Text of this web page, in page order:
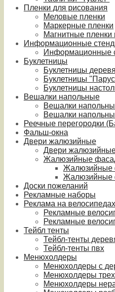
Пленки для рисования
Меловые пленки
Маркерные пленки
Магнитные пленки
Информационные
Информационные
Буклетницы
Буклетницы
Буклетницы
Буклетницы
Вешалки напольные
Вешалки
Вешалки
Реечные перегородки
Фальш-окна
Двери жалюзийные
Двери
Жалюзийные
Жалюзийные
Жалюзийные
Доски пожеланий
Рекламные наборы
Реклама на велосипедах
Рекламные
Рекламные
Тейбл тенты
Тейбл-тенты
Тейбл-тенты пвх
Менюхолдеры
Менюхолдеры с
Менюхолдеры
Менюхолдеры